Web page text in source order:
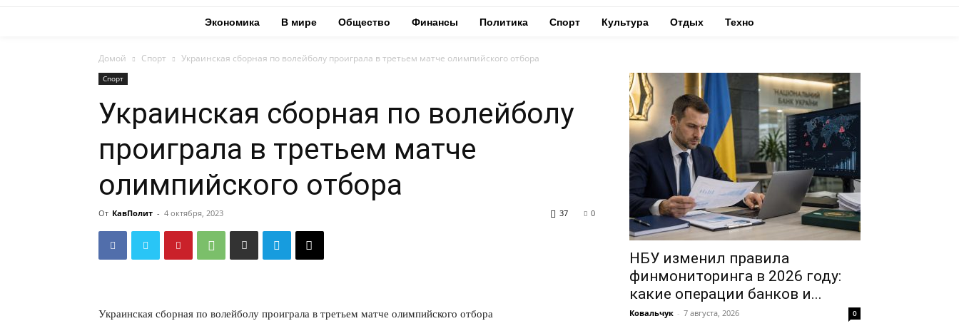
Экономика В мире Общество Финансы Политика Спорт Культура Отдых Техно
Домой Спорт Украинская сборная по волейболу проиграла в третьем матче олимпийского отбора
Спорт
Украинская сборная по волейболу
проиграла в третьем матче
олимпийского отбора
От КавПолит - 4 октября, 2023 0
37
Украинская сборная по волейболу проиграла в третьем матче олимпийского отбора
НБУ изменил правила
финмониторинга в 2026 году:
какие операции банков и...
Ковальчук - 7 августа, 2026 0